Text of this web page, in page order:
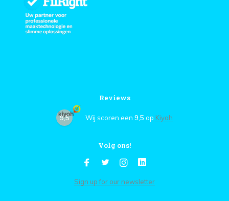
Reviews
9,5 Wij scoren een 9,5 op Kiyoh
Volg ons!
Sign up for our newsletter